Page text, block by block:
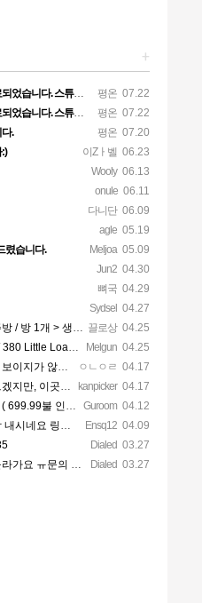
+
평온 07.22
시 또는 혼자서 큰독방으로도 즉시입주 가능합니다.
평온 07.22
시 또는 혼자서 큰독방으로도 즉시입주 가능합니다.
평온 07.20
.
이Zㅏ벨 06.23
Wooly 06.13
onule 06.11
다니단 06.09
agle 05.19
Meljoa 05.09
렸습니다.
Jun2 04.30
뼈국 04.29
Sydsel 04.27
끌로상 04.25
무료 사용 가능! 카팍은 없어요!
Melgun 04.25
street, 3000
ㅇㄴㅇㄹ 04.17
의주시면 보내드리겠습니다
kanpicker 04.17
한인 업소들을 한 번 둘러보세요. https://…
Guroom 04.12
일 할때 사서 540에 산거에요!! )
Ensq12 04.09
릴겁니다ㅋㅋ 근데 툴은 셀프고 100불?? 어…
Dialed 03.27
Dialed 03.27
시면 사진 보내드릴께요